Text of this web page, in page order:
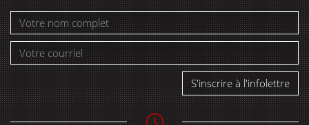
S'inscrire à l'infolettre